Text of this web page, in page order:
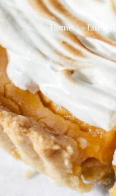
Home Lifestyle